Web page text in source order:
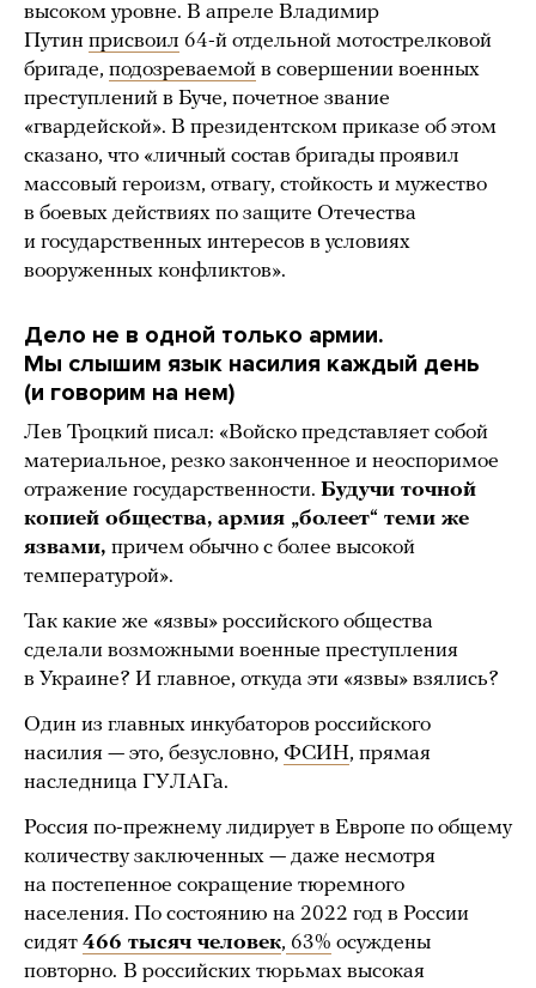
высоком уровне. В апреле Владимир
Путин присвоил 64-й отдельной мотострелковой
бригаде, подозреваемой в совершении военных
преступлений в Буче, почетное звание
«гвардейской». В президентском приказе об этом
сказано, что «личный состав бригады проявил
массовый героизм, отвагу, стойкость и мужество
в боевых действиях по защите Отечества
и государственных интересов в условиях
вооруженных конфликтов».
Дело не в одной только армии.
Мы слышим язык насилия каждый день
(и говорим на нем)
Лев Троцкий писал: «Войско представляет собой
материальное, резко законченное и неоспоримое
отражение государственности. Будучи точной
копией общества, армия „болеет“ теми же
язвами, причем обычно с более высокой
температурой».
Так какие же «язвы» российского общества
сделали возможными военные преступления
в Украине? И главное, откуда эти «язвы» взялись?
Один из главных инкубаторов российского
насилия — это, безусловно, ФСИН, прямая
наследница ГУЛАГа.
Россия по-прежнему лидирует в Европе по общему
количеству заключенных — даже несмотря
на постепенное сокращение тюремного
населения. По состоянию на 2022 год в России
сидят 466 тысяч человек, 63% осуждены
повторно. В российских тюрьмах высокая